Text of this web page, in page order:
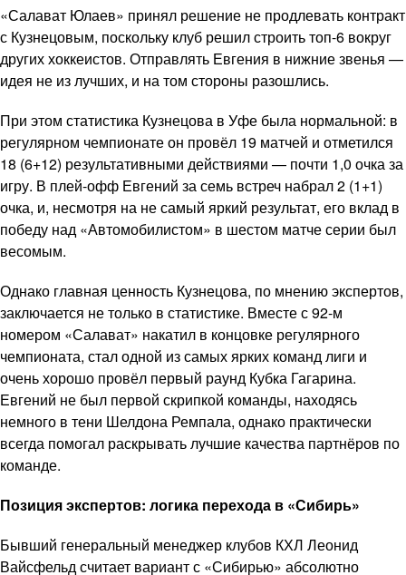
«Салават Юлаев» принял решение не продлевать контракт
с Кузнецовым, поскольку клуб решил строить топ-6 вокруг
других хоккеистов. Отправлять Евгения в нижние звенья —
идея не из лучших, и на том стороны разошлись.
При этом статистика Кузнецова в Уфе была нормальной: в
регулярном чемпионате он провёл 19 матчей и отметился
18 (6+12) результативными действиями — почти 1,0 очка за
игру. В плей-офф Евгений за семь встреч набрал 2 (1+1)
очка, и, несмотря на не самый яркий результат, его вклад в
победу над «Автомобилистом» в шестом матче серии был
весомым.
Однако главная ценность Кузнецова, по мнению экспертов,
заключается не только в статистике. Вместе с 92-м
номером «Салават» накатил в концовке регулярного
чемпионата, стал одной из самых ярких команд лиги и
очень хорошо провёл первый раунд Кубка Гагарина.
Евгений не был первой скрипкой команды, находясь
немного в тени Шелдона Ремпала, однако практически
всегда помогал раскрывать лучшие качества партнёров по
команде.
Позиция экспертов: логика перехода в «Сибирь»
Бывший генеральный менеджер клубов КХЛ Леонид
Вайсфельд считает вариант с «Сибирью» абсолютно